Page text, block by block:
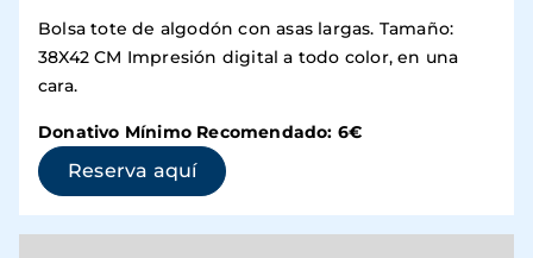
Bolsa tote de algodón con asas largas. Tamaño:
38X42 CM Impresión digital a todo color, en una
cara.
Donativo Mínimo Recomendado: 6€
Reserva aquí(se abre en una ventana nueva)